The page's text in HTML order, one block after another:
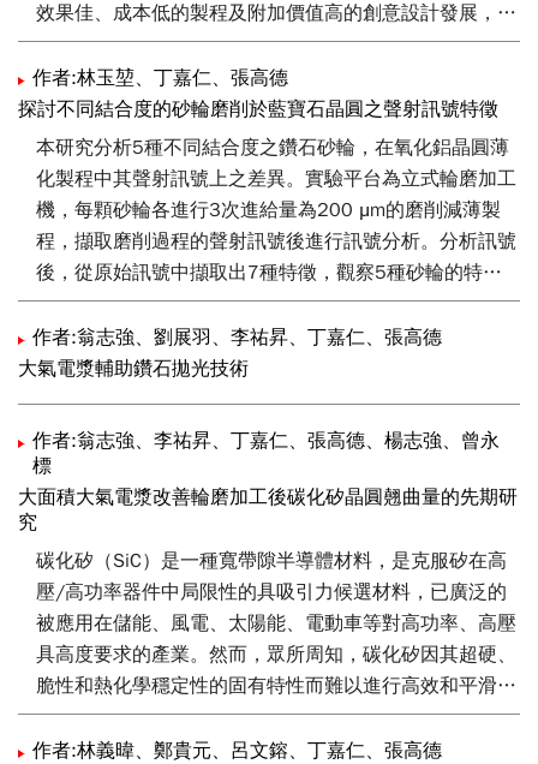
效果佳、成本低的製程及附加價值高的創意設計發展，以
提供本身的競爭優勢。在國內科專計畫的推動與國內業者
的通力合作之下，屬於國內自有的關鍵光學零組件及其衍
生之光機設計與製作技術已漸成熟。本文就利用平面或滾
筒超精密加工技術所發展的代表性技術與產品進行介紹，
包括:超薄導光板、防刮增亮複合式光學膜片、按鍵導光
膜、奈米結構抗反射膜片等等。
作者:林玉堃、丁嘉仁、張高德
探討不同結合度的砂輪磨削於藍寶石晶圓之聲射訊號特徵
本研究分析5種不同結合度之鑽石砂輪，在氧化鋁晶圓薄
化製程中其聲射訊號上之差異。實驗平台為立式輪磨加工
機，每顆砂輪各進行3次進給量為200 μm的磨削減薄製
程，擷取磨削過程的聲射訊號後進行訊號分析。分析訊號
後，從原始訊號中擷取出7種特徵，觀察5種砂輪的特徵
差異，與研磨過程的訊號特徵變化。比較各類特徵，發現
磨損率 > 0.1的砂輪與第一次進行磨削的藍寶石晶圓，因
晶圓表面粗糙度值較後續進行的兩次低，所以訊號特徵表
現較其他兩次不同。相反的，較小的磨損率 < 0.05則較
不受加工件表面粗糙度所影響。不僅從特徵訊號中歸納出
砂輪的表面變化差異，而且驗證不同結合度在聲射訊號頻
帶上的比率。
作者:翁志強、劉展羽、李祐昇、丁嘉仁、張高德
大氣電漿輔助鑽石拋光技術
作者:翁志強、李祐昇、丁嘉仁、張高德、楊志強、曾永
標
大面積大氣電漿改善輪磨加工後碳化矽晶圓翹曲量的先期研
究
碳化矽（SiC）是一種寬帶隙半導體材料，是克服矽在高
壓/高功率器件中局限性的具吸引力候選材料，已廣泛的
被應用在儲能、風電、太陽能、電動車等對高功率、高壓
具高度要求的產業。然而，眾所周知，碳化矽因其超硬、
脆性和熱化學穩定性的固有特性而難以進行高效和平滑的
加工。再者，因應SiC晶圓尺寸的放大，具有高材料移除
效率的輪磨製程逐漸成為加工的主流之一。然而，由於塑
作者:林義暐、鄭貴元、呂文鎔、丁嘉仁、張高德